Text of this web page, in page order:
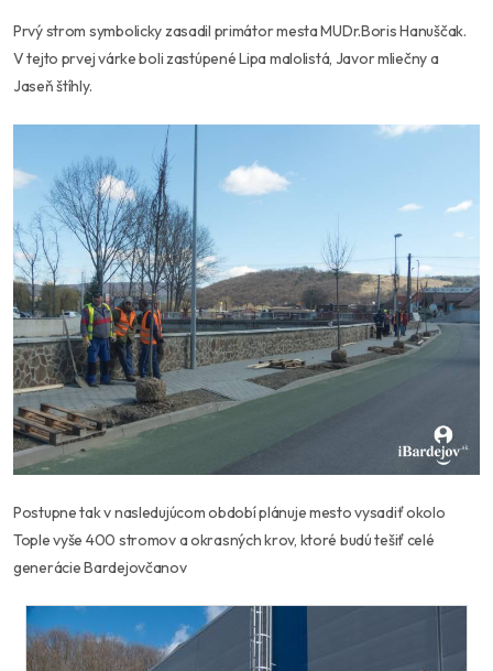
Prvý strom symbolicky zasadil primátor mesta MUDr.Boris Hanuščak.
V tejto prvej várke boli zastúpené Lipa malolistá, Javor mliečny a
Jaseň štíhly.
Postupne tak v nasledujúcom období plánuje mesto vysadiť okolo
Tople vyše 400 stromov a okrasných krov, ktoré budú tešiť celé
generácie Bardejovčanov